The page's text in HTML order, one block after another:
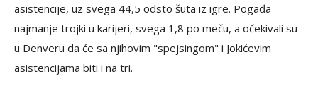
asistencije, uz svega 44,5 odsto šuta iz igre. Pogađa
najmanje trojki u karijeri, svega 1,8 po meču, a očekivali su
u Denveru da će sa njihovim "spejsingom" i Jokićevim
asistencijama biti i na tri.